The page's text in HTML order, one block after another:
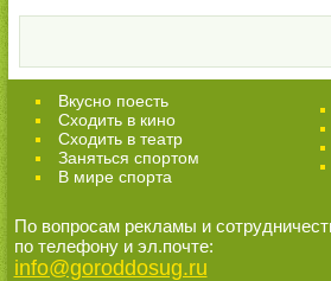
Вкусно поесть
Сходить в кино
Cходить в театр
Заняться спортом
В мире спорта
По вопросам рекламы и
по телефону и эл.почте:
info@goroddosug.ru